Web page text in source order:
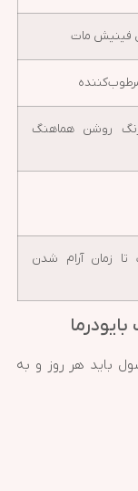
فینیش مات
روشن هماهنگ
زمان آرام شدن
باید هر روز و به